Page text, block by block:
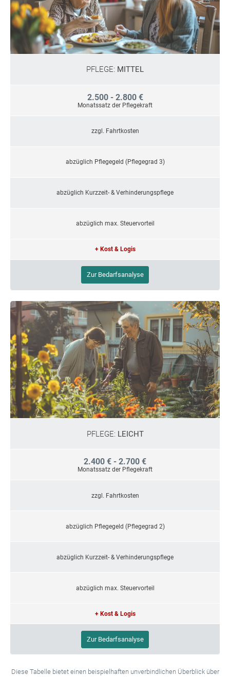
PFLEGE: MITTEL
2.500 - 2.800 €
Monatssatz der Pflegekraft
zzgl. Fahrtkosten
abzüglich Pflegegeld (Pflegegrad 3)
abzüglich Kurzzeit- & Verhinderungspflege
abzüglich max. Steuervorteil
+ Kost & Logis
Zur Bedarfsanalyse
PFLEGE: LEICHT
2.400 € - 2.700 €
Monatssatz der Pflegekraft
zzgl. Fahrtkosten
abzüglich Pflegegeld (Pflegegrad 2)
abzüglich Kurzzeit- & Verhinderungspflege
abzüglich max. Steuervorteil
+ Kost & Logis
Zur Bedarfsanalyse
Diese Tabelle bietet einen beispielhaften unverbindlichen Überblick über